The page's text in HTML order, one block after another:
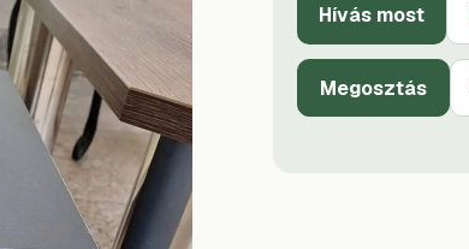
Hívás most
Megosztás